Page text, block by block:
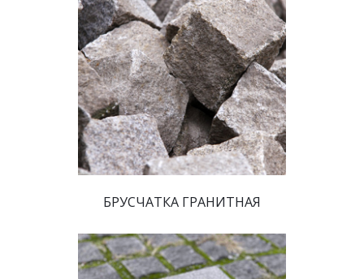
БРУСЧАТКА ГРАНИТНАЯ